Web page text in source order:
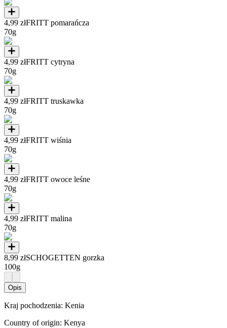
4,99 złFRITT pomarańcza
70g
4,99 złFRITT cytryna
70g
4,99 złFRITT truskawka
70g
4,99 złFRITT wiśnia
70g
4,99 złFRITT owoce leśne
70g
4,99 złFRITT malina
70g
8,99 złSCHOGETTEN gorzka
100g
Opis
Kraj pochodzenia: Kenia
Country of origin: Kenya